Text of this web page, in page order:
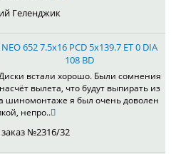
Геленджик
NEO 652 7.5x16 PCD 5x139.7 ET 0 DIA
108 BD
встали хорошо. Были сомнения
насчёт вылета, что будут выпирать из
шиномонтаже я был очень доволен
непро..
№2316/32